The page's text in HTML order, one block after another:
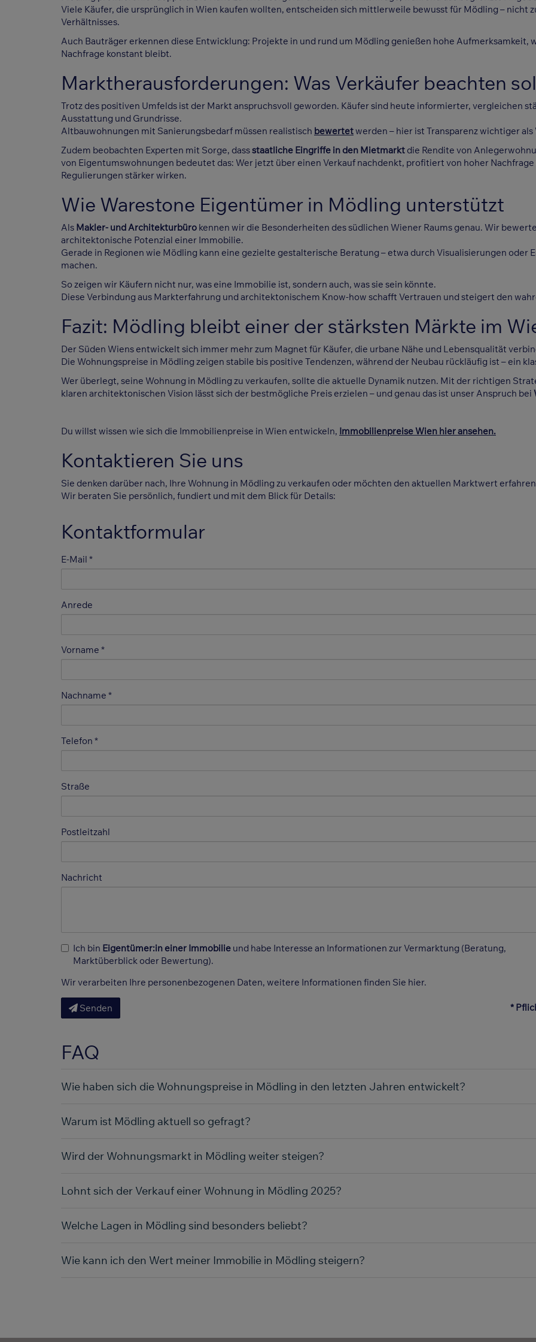
Viele Käufer, die ursprünglich in Wien kaufen wollten, entscheiden sich mittlerweile bewusst für Mödling – nicht
Verhältnisses.
Auch Bauträger erkennen diese Entwicklung: Projekte in und rund um Mödling genießen hohe Aufmerksamkeit,
Nachfrage konstant bleibt.
Marktherausforderungen: Was Verkäufer beachten
Trotz des positiven Umfelds ist der Markt anspruchsvoll geworden. Käufer sind heute informierter, vergleichen
Ausstattung und Grundrisse.
Altbauwohnungen mit Sanierungsbedarf müssen realistisch bewertetwerden – hier ist Transparenz wichtiger
Zudem beobachten Experten mit Sorge, dassstaatliche Eingriffe in den Mietmarkt die Rendite von
von Eigentumswohnungen bedeutet das: Wer jetzt über einen Verkauf nachdenkt, profitiert von hoher
Regulierungen stärker wirken.
Wie Warestone Eigentümer in Mödling unterstützt
Als Makler- undArchitekturbüro kennen wir die Besonderheiten des südlichen Wiener Raums genau. Wir
architektonische Potenzial einer Immobilie.
Gerade in Regionen wie Mödling kann eine gezielte gestalterische Beratung – etwa durch Visualisierungen
machen.
So zeigen wir Käufern nicht nur, was eine Immobilie ist, sondern auch, was sie sein könnte.
Diese Verbindung aus Markterfahrung und architektonischem Know-how schafft Vertrauen und steigert den
Fazit: Mödling bleibt einer der stärksten Märkte im
Der Süden Wiens entwickelt sich immer mehr zum Magnet für Käufer, die urbane Nähe und Lebensqualität
Die Wohnungspreise in Mödling zeigen stabile bis positive Tendenzen, während der Neubau rückläufig ist – ein
Wer überlegt, seine Wohnung in Mödling zu verkaufen, sollte die aktuelle Dynamik nutzen. Mit der richtigen
klaren architektonischen Vision lässt sich der bestmögliche Preis erzielen – und genau das ist unser Anspruch bei
Du willst wissen wie sich die Immobilienpreise in Wien entwickeln, Immobilienpreise Wien hier ansehen.
Kontaktieren Sie uns
Sie denken darüber nach, Ihre Wohnung in Mödling zu verkaufen oder möchten den aktuellen Marktwert
Wir beraten Sie persönlich, fundiert und mit dem Blick für Details:
Kontaktformular
E-Mail
Anrede
Vorname
Nachname
Telefon
Straße
Postleitzahl
Nachricht
Ich bin Eigentümer:in einer Immobilie und habe Interesse an Informationen zur Vermarktung (Beratung,
Marktüberblick oder Bewertung).
Wir verarbeiten Ihre personenbezogenen Daten, weitere Informationen finden Sie hier.
Senden *
FAQ
Wie haben sich die Wohnungspreise in Mödling in den letzten Jahren entwickelt?
Warum ist Mödling aktuell so gefragt?
Wird der Wohnungsmarkt in Mödling weiter steigen?
Lohnt sich der Verkauf einer Wohnung in Mödling 2025?
Welche Lagen in Mödling sind besonders beliebt?
Wie kann ich den Wert meiner Immobilie in Mödling steigern?